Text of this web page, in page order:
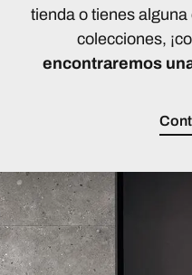
tienda o tienes
colecciones,
encontraremos